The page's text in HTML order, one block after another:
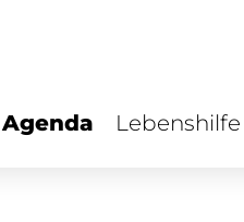
Agenda Lebenshilfe